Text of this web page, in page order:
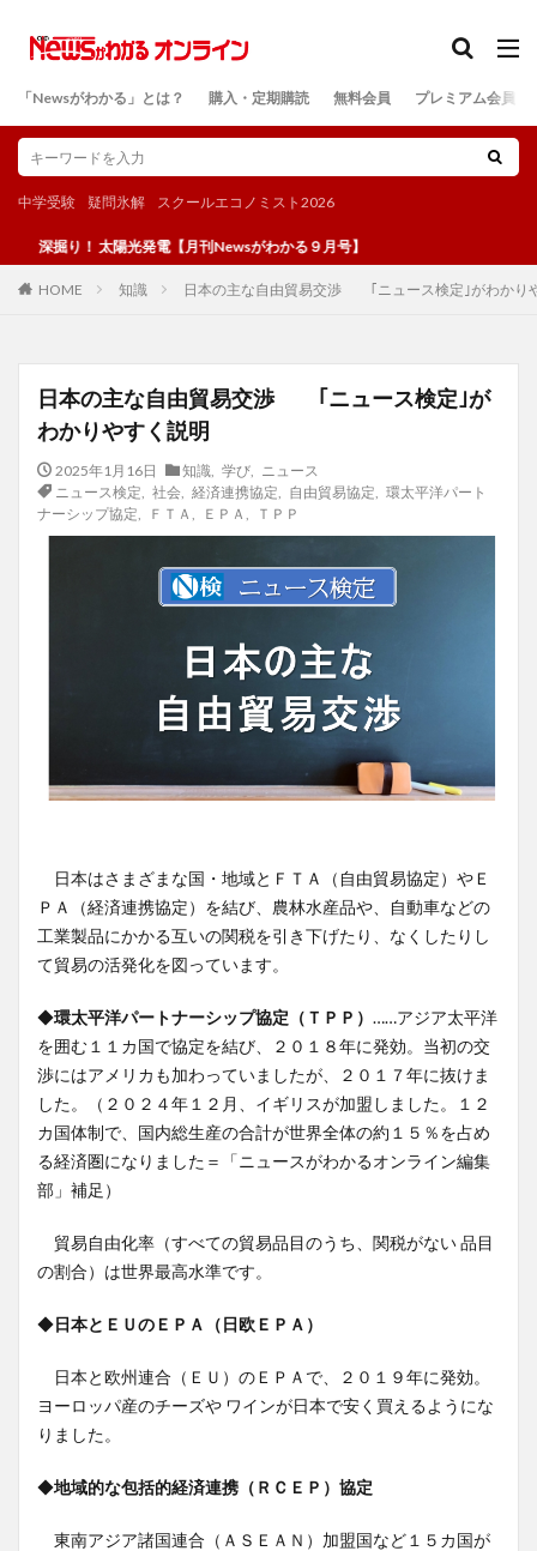
「Newsがわかる」とは？ 購入・定期購読 無料会員 プレミアム会員
中学受験 疑問氷解 スクールエコノミスト2026
！ 太陽光発電【月刊Newsがわかる９月号】
HOME 知識 日本の主な自由貿易交渉 ｢ニュース検定｣がわかり
日本の主な自由貿易交渉 ｢ニュース検定｣が
わかりやすく説明
2025年1月16日 知識 学び
ニュース
ニュース検定
社会, 経済連携協定 自由貿易協定
環太平洋パート
ナーシップ協定
ＦＴＡ ＥＰＡ ＴＰＰ
日本はさまざまな国・地域とＦＴＡ（自由貿易協定）やＥ
ＰＡ（経済連携協定）を結び、農林水産品や、自動車などの
工業製品にかかる互いの関税を引き下げたり、なくしたりし
て貿易の活発化を図っています。
◆環太平洋パートナーシップ協定（ＴＰＰ） ……アジア太平洋
を囲む１１カ国で協定を結び、２０１８年に発効。当初の交
渉にはアメリカも加わっていましたが、２０１７年に抜けま
した。（２０２４年１２月、イギリスが加盟しました。１２
カ国体制で、国内総生産の合計が世界全体の約１５％を占め
る経済圏になりました＝「ニュースがわかるオンライン編集
部」補足）
貿易自由化率（すべての貿易品目のうち、関税がない 品目
の割合）は世界最高水準です。
◆日本とＥＵのＥＰＡ（日欧ＥＰＡ）
日本と欧州連合（ＥＵ）のＥＰＡで、２０１９年に発効。
ヨーロッパ産のチーズや ワインが日本で安く買えるようにな
りました。
◆地域的な包括的経済連携（ＲＣＥＰ）協定
東南アジア諸国連合（ＡＳＥＡＮ）加盟国など１５カ国が
検索